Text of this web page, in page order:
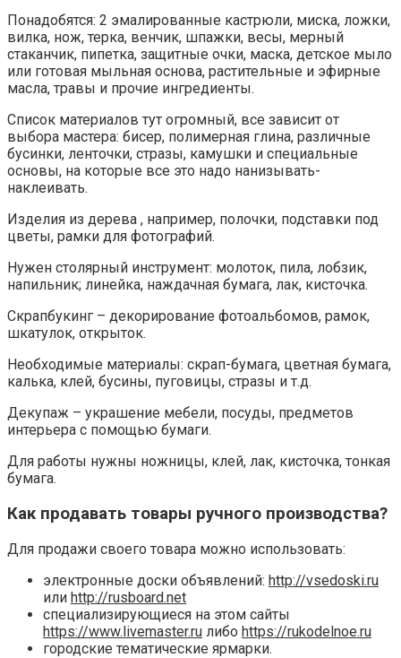
Понадобятся: 2 эмалированные кастрюли, миска, ложки,
вилка, нож, терка, венчик, шпажки, весы, мерный
стаканчик, пипетка, защитные очки, маска, детское мыло
или готовая мыльная основа, растительные и эфирные
масла, травы и прочие ингредиенты.
Список материалов тут огромный, все зависит от
выбора мастера: бисер, полимерная глина, различные
бусинки, ленточки, стразы, камушки и специальные
основы, на которые все это надо нанизывать-
наклеивать.
Изделия из дерева , например, полочки, подставки под
цветы, рамки для фотографий.
Нужен столярный инструмент: молоток, пила, лобзик,
напильник; линейка, наждачная бумага, лак, кисточка.
Скрапбукинг – декорирование фотоальбомов, рамок,
шкатулок, открыток.
Необходимые материалы: скрап-бумага, цветная бумага,
калька, клей, бусины, пуговицы, стразы и т.д.
Декупаж – украшение мебели, посуды, предметов
интерьера с помощью бумаги.
Для работы нужны ножницы, клей, лак, кисточка, тонкая
бумага.
Как продавать товары ручного производства?
Для продажи своего товара можно использовать:
электронные доски объявлений: http://vsedoski.ru
или http://rusboard.net
специализирующиеся на этом сайты
https://www.livemaster.ru либо https://rukodelnoe.ru
городские тематические ярмарки.